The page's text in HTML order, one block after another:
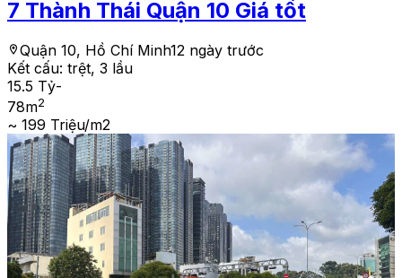
7 Thành Thái Quận 10 Giá tốt
Quận 10, Hồ Chí Minh12 ngày trước
Kết cấu: trệt, 3 lầu
15.5 Tỷ-
78m2
~ 199 Triệu/m2